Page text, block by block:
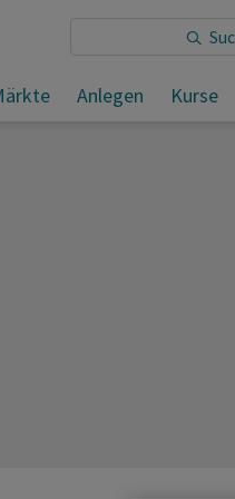
Anlegen Kurse